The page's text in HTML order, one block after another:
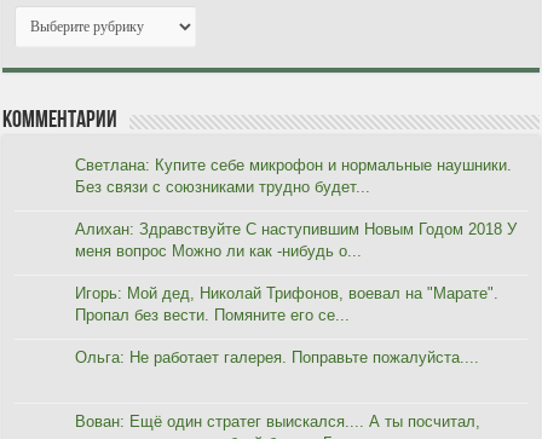
Комментарии
Светлана: Купите себе микрофон и нормальные наушники.
Без связи с союзниками трудно будет...
Алихан: Здравствуйте С наступившим Новым Годом 2018 У
меня вопрос Можно ли как -нибудь о...
Игорь: Мой дед, Николай Трифонов, воевал на "Марате".
Пропал без вести. Помяните его се...
Ольга: Не работает галерея. Поправьте пожалуйста....
Вован: Ещё один стратег выискался.... А ты посчитал,